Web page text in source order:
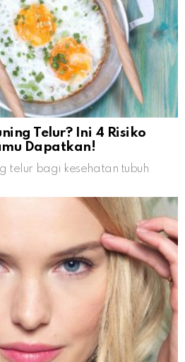
Telur? Ini 4 Risiko
Dapatkan!
telur bagi kesehatan tubuh